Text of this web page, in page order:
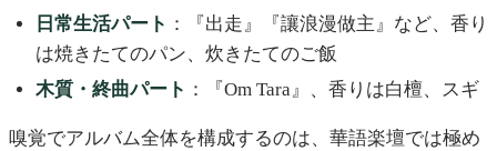
日常生活パート ：『出走』『讓浪漫做主』など、香り
は焼きたてのパン、炊きたてのご飯
木質・終曲パート ：『Om Tara』、香りは白檀、スギ
嗅覚でアルバム全体を構成するのは、華語楽壇では極め